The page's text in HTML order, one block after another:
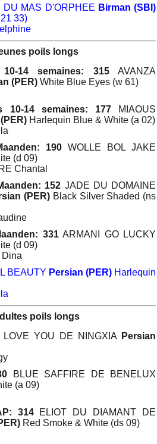
DU MAS D'ORPHEE Birman (SBI)
33)
poils longs
14 semaines: 315AVANZA
(PER) White Blue Eyes (w 61)
10-14 semaines: 177MIAOUS
Harlequin Blue & White (a 02)
190 WOLLE BOL JAKE
(d 09)
Chantal
152 JADE DU DOMAINE
(PER) Black Silver Shaded (ns
331ARMANI GO LUCKY
(d 09)
Dina
BEAUTY Persian (PER) Harlequin
poils longs
YOU DE NINGXIA
Persian
BLUE SAFFIRE DE BENELUX
(a 09)
314ELIOT DU DIAMANT DE
Red Smoke & White (ds 09)